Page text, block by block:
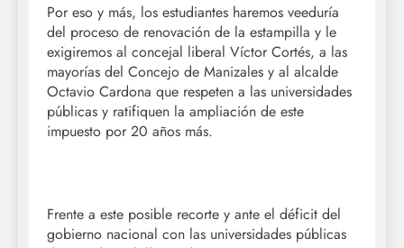
Por eso y más, los estudiantes haremos veeduría
del proceso de renovación de la estampilla y le
exigiremos al concejal liberal Víctor Cortés, a las
mayorías del Concejo de Manizales y al alcalde
Octavio Cardona que respeten a las universidades
públicas y ratifiquen la ampliación de este
impuesto por 20 años más.
Frente a este posible recorte y ante el déficit del
gobierno nacional con las universidades públicas